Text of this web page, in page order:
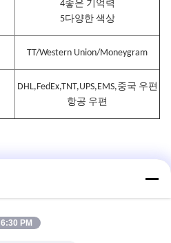
4좋은 기억력
5다양한 색상
TT/Western Union/Moneygram
DHL,FedEx,TNT,UPS,EMS,중국 우편
항공 우편
6:30 PM